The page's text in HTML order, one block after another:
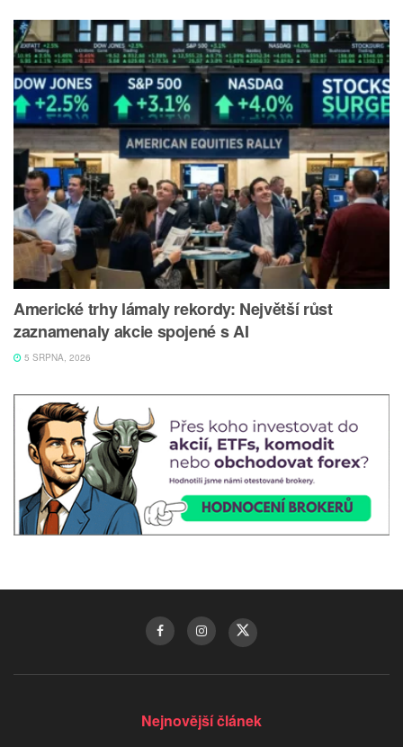
Americké trhy lámaly rekordy: Největší růst
zaznamenaly akcie spojené s AI
5 SRPNA, 2026
Nejnovější článek